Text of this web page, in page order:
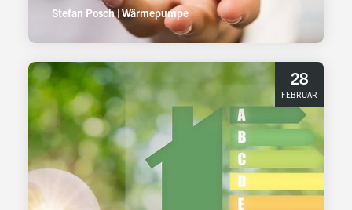
Stefan Posch |Wärmepumpe
28
FEBRUAR